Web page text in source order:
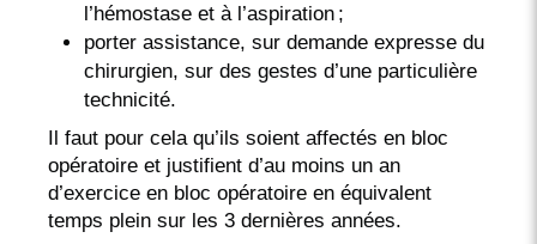
l’hémostase et à l’aspiration ;
porter assistance, sur demande expresse du
chirurgien, sur des gestes d’une particulière
technicité.
Il faut pour cela qu’ils soient affectés en bloc
opératoire et justifient d’au moins un an
d’exercice en bloc opératoire en équivalent
temps plein sur les 3 dernières années.